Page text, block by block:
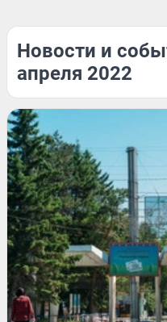
Новости и
апреля 2022